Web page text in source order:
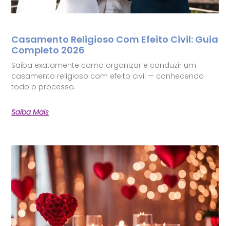
Casamento Religioso Com Efeito Civil: Guia
Completo 2026
Saiba exatamente como organizar e conduzir um
casamento religioso com efeito civil — conhecendo
todo o processo.
Saiba Mais